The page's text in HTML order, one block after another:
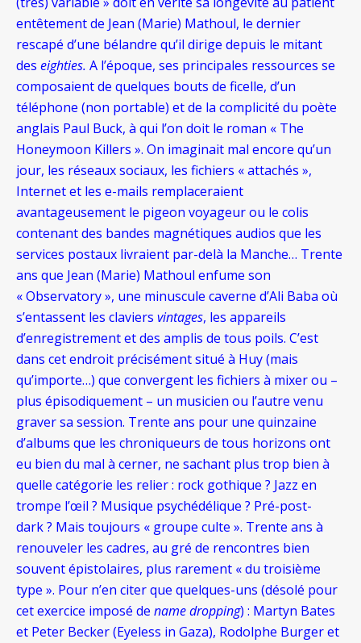
entêtement de Jean (Marie) Mathoul, le dernier
rescapé d’une bélandre qu’il dirige depuis le mitant
des eighties. A l’époque, ses principales ressources se
composaient de quelques bouts de ficelle, d’un
téléphone (non portable) et de la complicité du poète
anglais Paul Buck, à qui l’on doit le roman « The
Honeymoon Killers ». On imaginait mal encore qu’un
jour, les réseaux sociaux, les fichiers « attachés »,
Internet et les e-mails remplaceraient
avantageusement le pigeon voyageur ou le colis
contenant des bandes magnétiques audios que les
services postaux livraient par-delà la Manche… Trente
ans que Jean (Marie) Mathoul enfume son
« Observatory », une minuscule caverne d’Ali Baba où
s’entassent les claviers vintages, les appareils
d’enregistrement et des amplis de tous poils. C’est
dans cet endroit précisément situé à Huy (mais
qu’importe…) que convergent les fichiers à mixer ou –
plus épisodiquement – un musicien ou l’autre venu
graver sa session. Trente ans pour une quinzaine
d’albums que les chroniqueurs de tous horizons ont
eu bien du mal à cerner, ne sachant plus trop bien à
quelle catégorie les relier : rock gothique ? Jazz en
trompe l’œil ? Musique psychédélique ? Pré-post-
dark ? Mais toujours « groupe culte ». Trente ans à
renouveler les cadres, au gré de rencontres bien
souvent épistolaires, plus rarement « du troisième
type ». Pour n’en citer que quelques-uns (désolé pour
cet exercice imposé de name dropping) : Martyn Bates
et Peter Becker (Eyeless in Gaza), Rodolphe Burger et